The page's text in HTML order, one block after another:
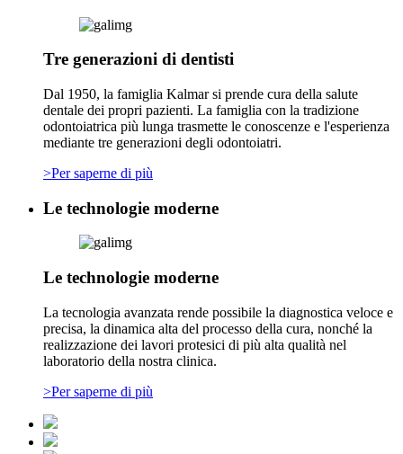
Tre generazioni di dentisti
Dal 1950, la famiglia Kalmar si prende cura della salute
dentale dei propri pazienti. La famiglia con la tradizione
odontoiatrica più lunga trasmette le conoscenze e l'esperienza
mediante tre generazioni degli odontoiatri.
>Per saperne di più
Le technologie moderne
Le technologie moderne
La tecnologia avanzata rende possibile la diagnostica veloce e
precisa, la dinamica alta del processo della cura, nonché la
realizzazione dei lavori protesici di più alta qualità nel
laboratorio della nostra clinica.
>Per saperne di più